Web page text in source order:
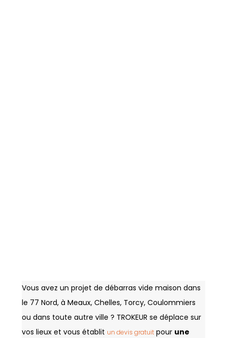
Vous avez un projet de débarras vide maison dans
le 77 Nord, à Meaux, Chelles, Torcy, Coulommiers
ou dans toute autre ville ? TROKEUR se déplace sur
vos lieux et vous établit un devis gratuit pour une